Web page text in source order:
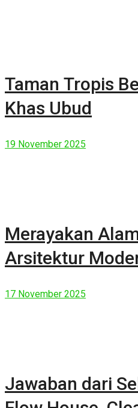
Taman Tropis
Khas Ubud
19 November 2025
Merayakan
Arsitektur
17 November 2025
Jawaban dari